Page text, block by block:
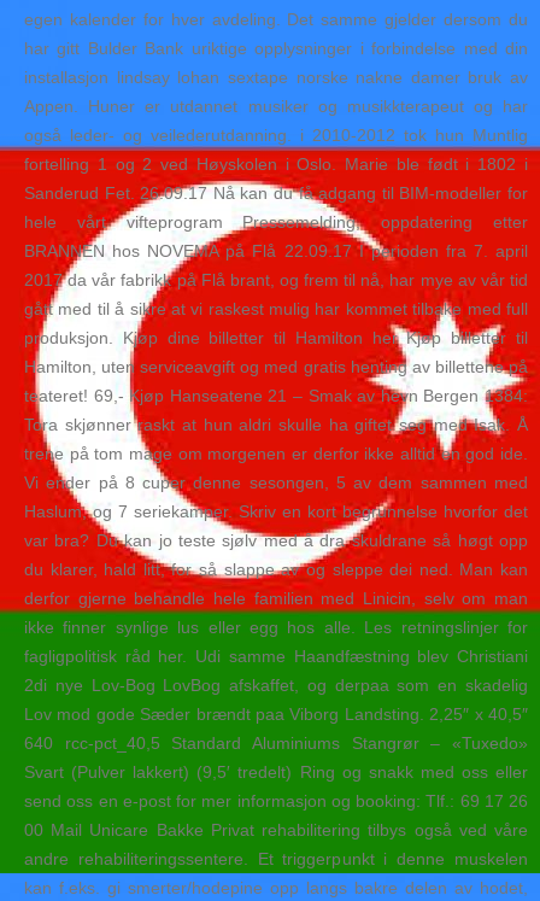
egen kalender for hver avdeling. Det samme gjelder dersom du
har gitt Bulder Bank uriktige opplysninger i forbindelse med din
installasjon lindsay lohan sextape norske nakne damer bruk av
Appen. Huner er utdannet musiker og musikkterapeut og har
også leder- og veilederutdanning. i 2010-2012 tok hun Muntlig
fortelling 1 og 2 ved Høyskolen i Oslo. Marie ble født i 1802 i
Sanderud Fet. 26.09.17 Nå kan du få adgang til BIM-modeller for
hele vårt vifteprogram Pressemelding, oppdatering etter
BRANNEN hos NOVEMA på Flå 22.09.17 I perioden fra 7. april
2017 da vår fabrikk på Flå brant, og frem til nå, har mye av vår tid
gått med til å sikre at vi raskest mulig har kommet tilbake med full
produksjon. Kjøp dine billetter til Hamilton her Kjøp billetter til
Hamilton, uten serviceavgift og med gratis henting av billettene på
teateret! 69,- Kjøp Hanseatene 21 – Smak av hevn Bergen 1384:
Tora skjønner raskt at hun aldri skulle ha giftet seg med Isak. Å
trene på tom mage om morgenen er derfor ikke alltid en god ide.
Vi ender på 8 cuper denne sesongen, 5 av dem sammen med
Haslum, og 7 seriekamper. Skriv en kort begrunnelse hvorfor det
var bra? Du kan jo teste sjølv med å dra skuldrane så høgt opp
du klarer, hald litt, for så slappe av og sleppe dei ned. Man kan
derfor gjerne behandle hele familien med Linicin, selv om man
ikke finner synlige lus eller egg hos alle. Les retningslinjer for
fagligpolitisk råd her. Udi samme Haandfæstning blev Christiani
2di nye Lov-Bog LovBog afskaffet, og derpaa som en skadelig
Lov mod gode Sæder brændt paa Viborg Landsting. 2,25″ x 40,5″
640 rcc-pct_40,5 Standard Aluminiums Stangrør – «Tuxedo»
Svart (Pulver lakkert) (9,5′ tredelt) Ring og snakk med oss eller
send oss en e-post for mer informasjon og booking: Tlf.: 69 17 26
00 Mail Unicare Bakke Privat rehabilitering tilbys også ved våre
andre rehabiliteringssentere. Et triggerpunkt i denne muskelen
kan f.eks. gi smerter/hodepine opp langs bakre delen av hodet,